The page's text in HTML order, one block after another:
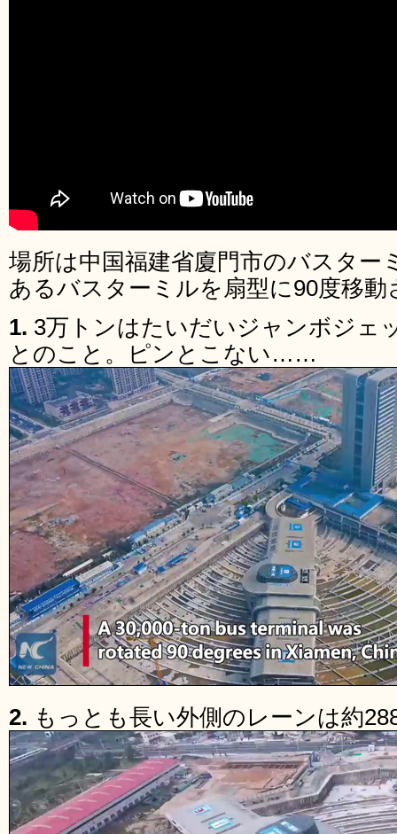
場所は中国福建省廈門市のバスター
あるバスターミルを扇型に90度移
1. 3万トンはたいだいジャンボジェ
とのこと。ピンとこない……
2. もっとも長い外側のレーンは約